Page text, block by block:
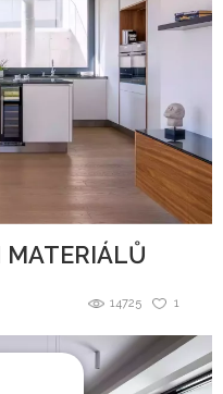
MATERIÁLŮ
1
14725